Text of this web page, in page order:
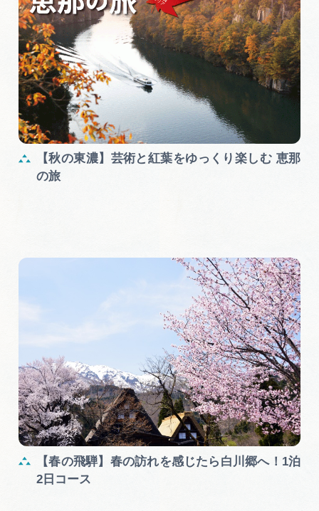
【秋の東濃】芸術と紅葉をゆっくり楽しむ 恵那
の旅
【春の飛騨】春の訪れを感じたら白川郷へ！1泊
2日コース